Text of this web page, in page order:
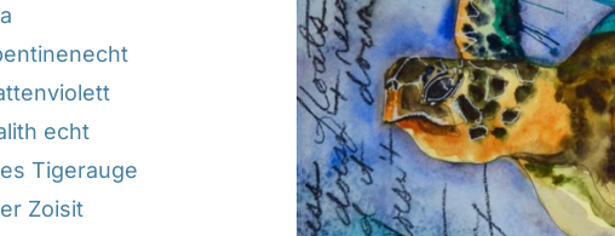
echt
Tigerauge
Zoisit